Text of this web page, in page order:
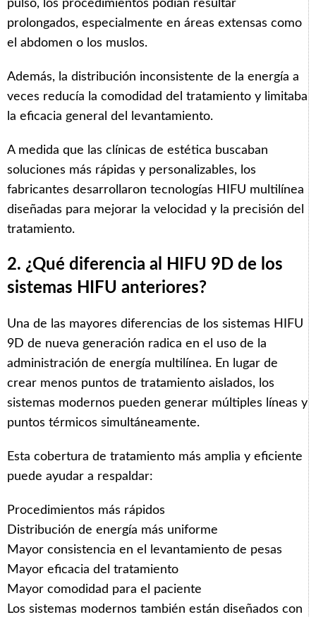
pulso, los procedimientos podían resultar
prolongados, especialmente en áreas extensas como
el abdomen o los muslos.
Además, la distribución inconsistente de la energía a
veces reducía la comodidad del tratamiento y limitaba
la eficacia general del levantamiento.
A medida que las clínicas de estética buscaban
soluciones más rápidas y personalizables, los
fabricantes desarrollaron tecnologías HIFU multilínea
diseñadas para mejorar la velocidad y la precisión del
tratamiento.
2. ¿Qué diferencia al HIFU 9D de los
sistemas HIFU anteriores?
Una de las mayores diferencias de los sistemas HIFU
9D de nueva generación radica en el uso de la
administración de energía multilínea. En lugar de
crear menos puntos de tratamiento aislados, los
sistemas modernos pueden generar múltiples líneas y
puntos térmicos simultáneamente.
Esta cobertura de tratamiento más amplia y eficiente
puede ayudar a respaldar:
Procedimientos más rápidos
Distribución de energía más uniforme
Mayor consistencia en el levantamiento de pesas
Mayor eficacia del tratamiento
Mayor comodidad para el paciente
Los sistemas modernos también están diseñados con